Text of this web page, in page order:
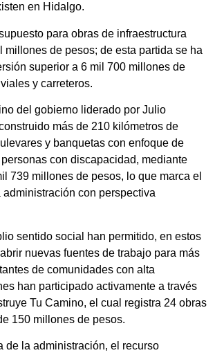
en Hidalgo.
para obras de infraestructura
millones de pesos; de esta partida se ha
superior a 6 mil 700 millones de
y carreteros.
del gobierno liderado por Julio
más de 210 kilómetros de
y banquetas con enfoque de
con discapacidad, mediante
739 millones de pesos, lo que marca el
administración con perspectiva
sentido social han permitido, en estos
nuevas fuentes de trabajo para más
de comunidades con alta
han participado activamente a través
Tu Camino, el cual registra 24 obras
150 millones de pesos.
de la administración, el recurso